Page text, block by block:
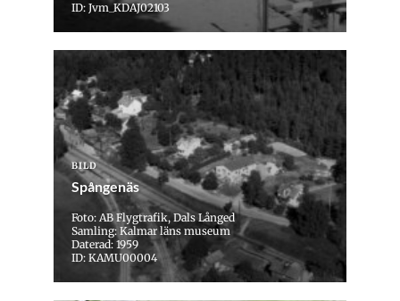
ID: Jvm_KDAJ02103
BILD
Spångenäs
Foto: AB Flygtrafik, Dals Långed
Samling: Kalmar läns museum
Daterad: 1959
ID: KAMU00004